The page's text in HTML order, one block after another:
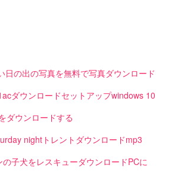
日の出の写真を無料で写真ダウンロード
ダウンロードセットアップwindows 10
ダウンロードする
nightトレントダウンロードmp3
子犬をレスキューダウンロードPCに